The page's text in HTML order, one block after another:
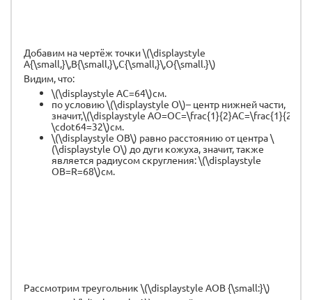
Добавим на чертёж точки \(\displaystyle
A{\small,}\,B{\small,}\,C{\small,}\,O{\small.}\)
Видим, что:
\(\displaystyle AC=64\)см.
по условию \(\displaystyle O\)– центр нижней части,
значит,\(\displaystyle AO=OC=\frac{1}{2}AC=\frac{1}{2}
\cdot64=32\)см.
\(\displaystyle OB\) равно расстоянию от центра \
(\displaystyle O\) до дуги кожуха, значит, также
является радиусом скругления: \(\displaystyle
OB=R=68\)см.
Рассмотрим треугольник \(\displaystyle AOB {\small:}\)